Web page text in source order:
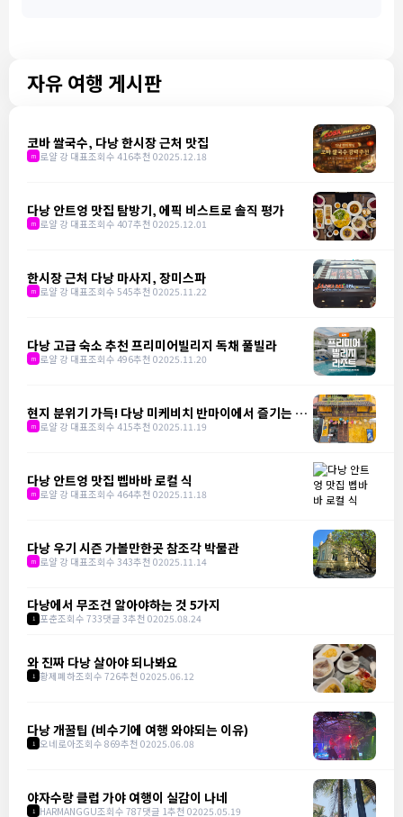
자유 여행 게시판
코바 쌀국수, 다낭 한시장 근처 맛집
m 로얄 강 대표 조회수 416추천 02025.12.18
다낭 안트엉 맛집 탐방기, 에픽 비스트로 솔직 평가
m 로얄 강 대표 조회수 407추천 02025.12.01
한시장 근처 다낭 마사지, 장미스파
m 로얄 강 대표 조회수 545추천 02025.11.22
다낭 고급 숙소 추천 프리미어빌리지 독채 풀빌라
m 로얄 강 대표 조회수 496추천 02025.11.20
현지 분위기 가득! 다낭 미케비치 반마이에서 즐기는 분
짜 한 그릇
m 로얄 강 대표 조회수 415추천 02025.11.19
다낭 안트엉 맛집 벱바바 로컬 식
m 로얄 강 대표 조회수 464추천 02025.11.18
다낭 우기 시즌 가볼만한곳 참조각 박물관
m 로얄 강 대표 조회수 343추천 02025.11.14
다낭에서 무조건 알아야하는 것 5가지
1 포춘조회수 733댓글 3추천 02025.08.24
와 진짜 다낭 살아야 되나봐요
1 황제폐하조회수 726추천 02025.06.12
다낭 개꿀팁 (비수기에 여행 와야되는 이유)
1 오네로아조회수 869추천 02025.06.08
야자수랑 클럽 가야 여행이 실감이 나네
1 HARMANGGU조회수 787댓글 1추천 02025.05.19